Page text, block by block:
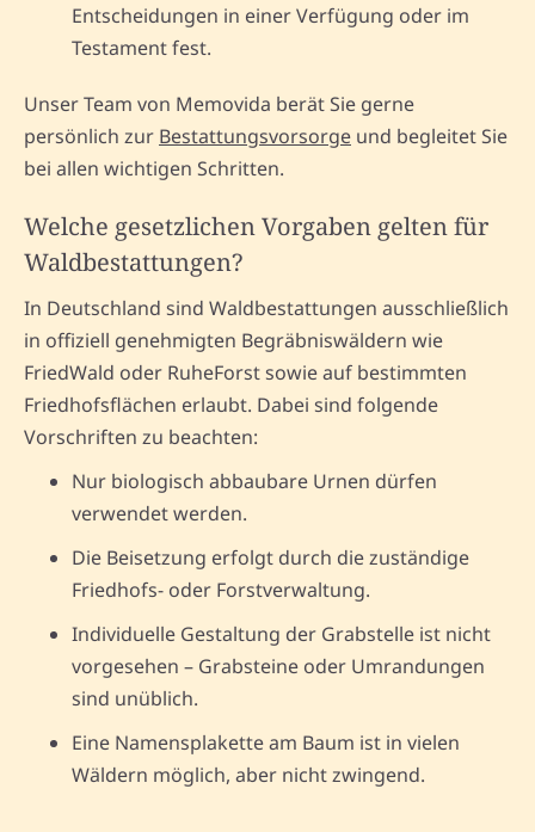
Entscheidungen in einer Verfügung oder im
Testament fest.
Unser Team von Memovida berät Sie gerne
persönlich zur Bestattungsvorsorge und begleitet Sie
bei allen wichtigen Schritten.
Welche gesetzlichen Vorgaben gelten für
Waldbestattungen?
In Deutschland sind Waldbestattungen ausschließlich
in offiziell genehmigten Begräbniswäldern wie
FriedWald oder RuheForst sowie auf bestimmten
Friedhofsflächen erlaubt. Dabei sind folgende
Vorschriften zu beachten:
Nur biologisch abbaubare Urnen dürfen
verwendet werden.
Die Beisetzung erfolgt durch die zuständige
Friedhofs- oder Forstverwaltung.
Individuelle Gestaltung der Grabstelle ist nicht
vorgesehen – Grabsteine oder Umrandungen
sind unüblich.
Eine Namensplakette am Baum ist in vielen
Wäldern möglich, aber nicht zwingend.